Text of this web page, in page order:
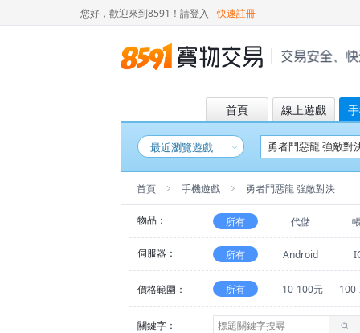
您好，歡迎來到8591！ 請登入 快速註冊
首頁 線上遊戲
最近瀏覽遊戲
首頁 手機遊戲 勇者鬥惡龍 強敵對決
物品： 所有 代儲
伺服器： 所有 Android
價格範圍： 所有 10-100元
關鍵字：